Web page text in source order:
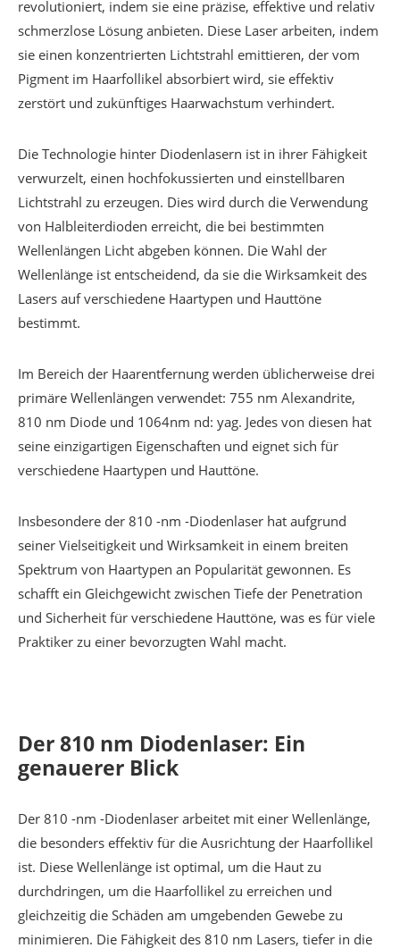
revolutioniert, indem sie eine präzise, ​​effektive und relativ
schmerzlose Lösung anbieten. Diese Laser arbeiten, indem
sie einen konzentrierten Lichtstrahl emittieren, der vom
Pigment im Haarfollikel absorbiert wird, sie effektiv
zerstört und zukünftiges Haarwachstum verhindert.
Die Technologie hinter Diodenlasern ist in ihrer Fähigkeit
verwurzelt, einen hochfokussierten und einstellbaren
Lichtstrahl zu erzeugen. Dies wird durch die Verwendung
von Halbleiterdioden erreicht, die bei bestimmten
Wellenlängen Licht abgeben können. Die Wahl der
Wellenlänge ist entscheidend, da sie die Wirksamkeit des
Lasers auf verschiedene Haartypen und Hauttöne
bestimmt.
Im Bereich der Haarentfernung werden üblicherweise drei
primäre Wellenlängen verwendet: 755 nm Alexandrite,
810 nm Diode und 1064nm nd: yag. Jedes von diesen hat
seine einzigartigen Eigenschaften und eignet sich für
verschiedene Haartypen und Hauttöne.
Insbesondere der 810 -nm -Diodenlaser hat aufgrund
seiner Vielseitigkeit und Wirksamkeit in einem breiten
Spektrum von Haartypen an Popularität gewonnen. Es
schafft ein Gleichgewicht zwischen Tiefe der Penetration
und Sicherheit für verschiedene Hauttöne, was es für viele
Praktiker zu einer bevorzugten Wahl macht.
Der 810 nm Diodenlaser: Ein
genauerer Blick
Der 810 -nm -Diodenlaser arbeitet mit einer Wellenlänge,
die besonders effektiv für die Ausrichtung der Haarfollikel
ist. Diese Wellenlänge ist optimal, um die Haut zu
durchdringen, um die Haarfollikel zu erreichen und
gleichzeitig die Schäden am umgebenden Gewebe zu
minimieren. Die Fähigkeit des 810 nm Lasers, tiefer in die